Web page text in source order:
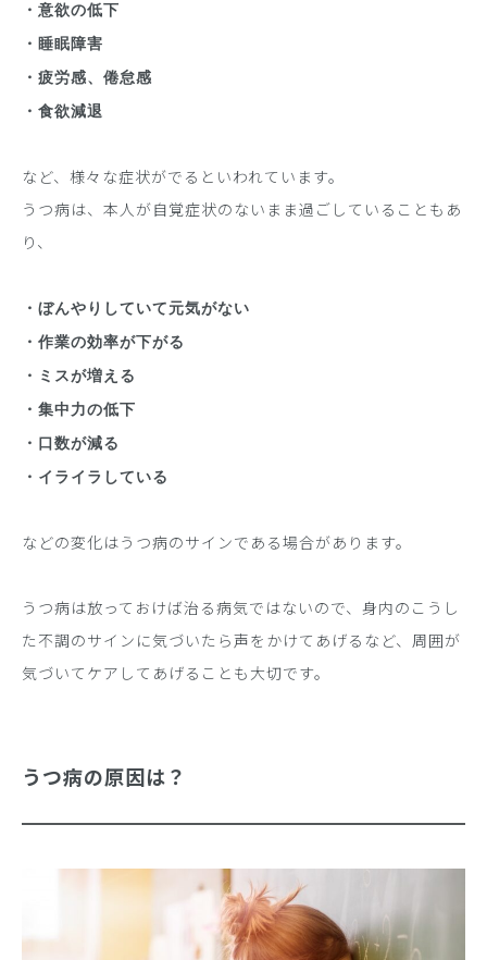
・意欲の低下
・睡眠障害
・疲労感、倦怠感
・食欲減退
など、様々な症状がでるといわれています。
うつ病は、本人が自覚症状のないまま過ごしていることもあ
り、
・ぼんやりしていて元気がない
・作業の効率が下がる
・ミスが増える
・集中力の低下
・口数が減る
・イライラしている
などの変化はうつ病のサインである場合があります。
うつ病は放っておけば治る病気ではないので、身内のこうし
た不調のサインに気づいたら声をかけてあげるなど、周囲が
気づいてケアしてあげることも大切です。
うつ病の原因は？